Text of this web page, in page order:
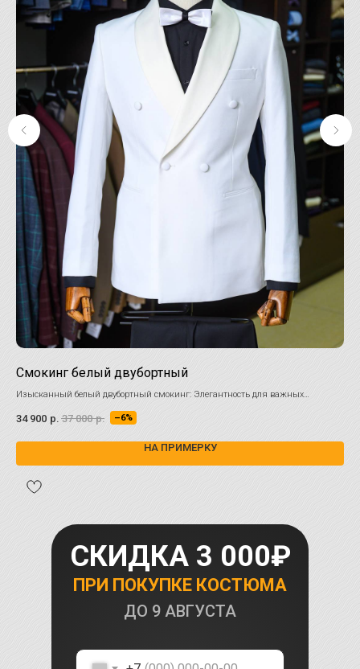
Смокинг белый двубортный
Изысканный белый двубортный смокинг: Элегантность для важных
34 900 р. 37 000 р. –6%
НА ПРИМЕРКУ
ПРИ ПОКУПКЕ КОСТЮМА
СКИДКА 3 000₽
ДО 9 АВГУСТА